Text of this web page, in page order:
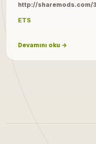
http://sharemods.com/
ETS
Devamını oku →